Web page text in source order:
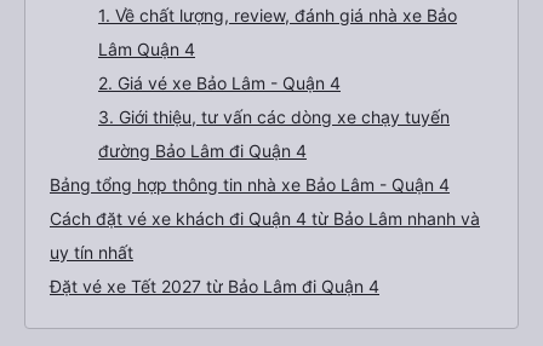
1. Về chất lượng, review, đánh giá nhà xe Bảo
Lâm Quận 4
2. Giá vé xe Bảo Lâm - Quận 4
3. Giới thiệu, tư vấn các dòng xe chạy tuyến
đường Bảo Lâm đi Quận 4
Bảng tổng hợp thông tin nhà xe Bảo Lâm - Quận 4
Cách đặt vé xe khách đi Quận 4 từ Bảo Lâm nhanh và
uy tín nhất
Đặt vé xe Tết 2027 từ Bảo Lâm đi Quận 4